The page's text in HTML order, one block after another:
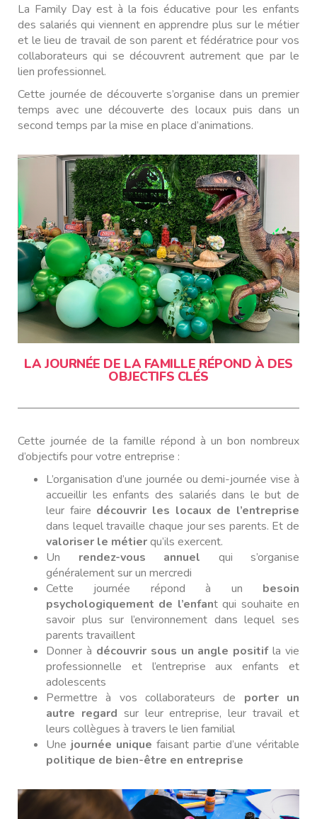
La Family Day est à la fois éducative pour les enfants
des salariés qui viennent en apprendre plus sur le métier
et le lieu de travail de son parent et fédératrice pour vos
collaborateurs qui se découvrent autrement que par le
lien professionnel.
Cette journée de découverte s’organise dans un premier
temps avec une découverte des locaux puis dans un
second temps par la mise en place d’animations.
LA JOURNÉE DE LA FAMILLE RÉPOND À DES
OBJECTIFS CLÉS
Cette journée de la famille répond à un bon nombreux
d’objectifs pour votre entreprise :
L’organisation d’une journée ou demi-journée vise à
accueillir les enfants des salariés dans le but de
leur faire découvrir les locaux de l’entreprise
dans lequel travaille chaque jour ses parents. Et de
valoriser le métierqu’ils exercent.
Un rendez-vous annuel qui s’organise
généralement sur un mercredi
Cette journée répond à un besoin
psychologiquement de l’enfant qui souhaite en
savoir plus sur l’environnement dans lequel ses
parents travaillent
Donner à découvrir sous un angle positifla vie
professionnelle et l’entreprise aux enfants et
adolescents
Permettre à vos collaborateurs de porter un
autre regard sur leur entreprise, leur travail et
leurs collègues à travers le lien familial
Une journée unique faisant partie d’une véritable
politique de bien-être en entreprise